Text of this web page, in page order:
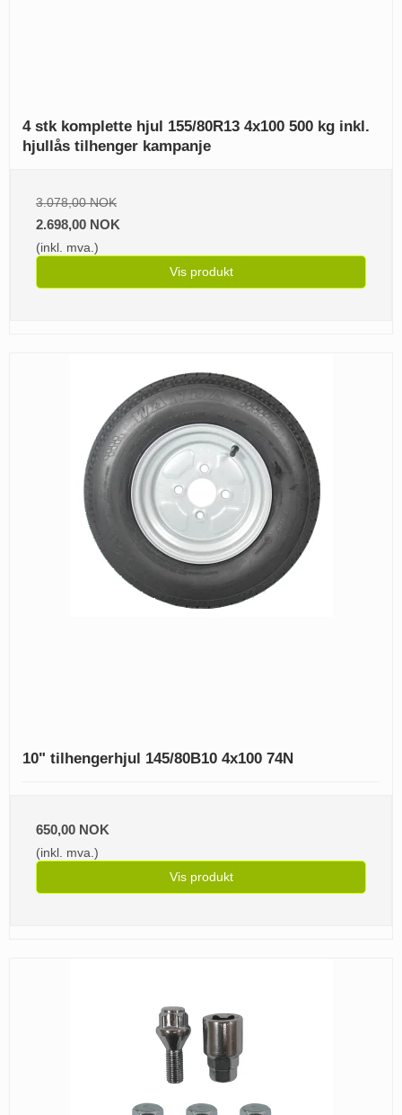
4 stk komplette hjul 155/80R13 4x100 500 kg inkl.
hjullås tilhenger kampanje
3.078,00 NOK
2.698,00 NOK
(inkl. mva.)
Vis produkt
10" tilhengerhjul 145/80B10 4x100 74N
650,00 NOK
(inkl. mva.)
Vis produkt